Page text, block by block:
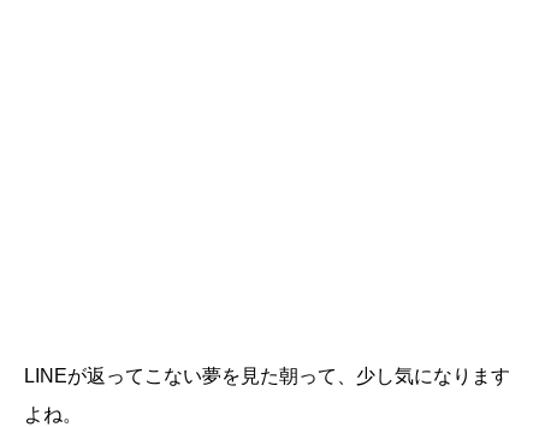
LINEが返ってこない夢を見た朝って、少し気になります
よね。